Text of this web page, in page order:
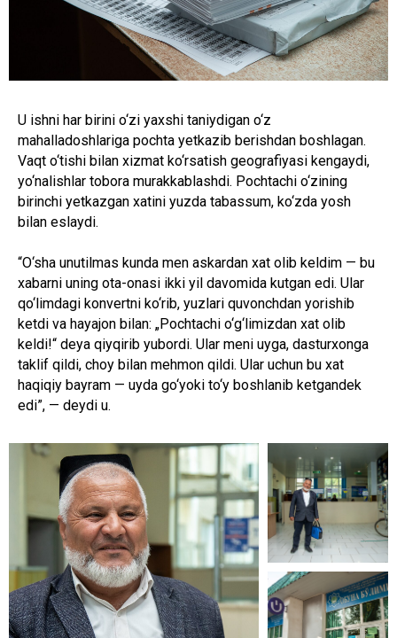
U ishni har birini o‘zi yaxshi taniydigan o‘z
mahalladoshlariga pochta yetkazib berishdan boshlagan.
Vaqt o‘tishi bilan xizmat ko‘rsatish geografiyasi kengaydi,
yo‘nalishlar tobora murakkablashdi. Pochtachi o‘zining
birinchi yetkazgan xatini yuzda tabassum, ko‘zda yosh
bilan eslaydi.
“O‘sha unutilmas kunda men askardan xat olib keldim — bu
xabarni uning ota-onasi ikki yil davomida kutgan edi. Ular
qo‘limdagi konvertni ko‘rib, yuzlari quvonchdan yorishib
ketdi va hayajon bilan: „Pochtachi o‘g‘limizdan xat olib
keldi!“ deya qiyqirib yubordi. Ular meni uyga, dasturxonga
taklif qildi, choy bilan mehmon qildi. Ular uchun bu xat
haqiqiy bayram — uyda go‘yoki to‘y boshlanib ketgandek
edi”, — deydi u.